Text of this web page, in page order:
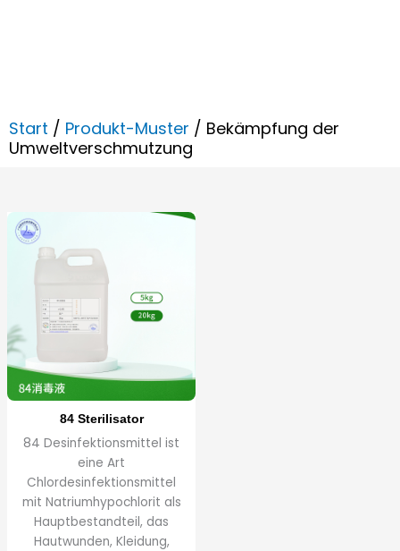
Start / Produkt-Muster / Bekämpfung der
Umweltverschmutzung
84 Sterilisator
84 Desinfektionsmittel ist
eine Art
Chlordesinfektionsmittel
mit Natriumhypochlorit als
Hauptbestandteil, das
Hautwunden, Kleidung,